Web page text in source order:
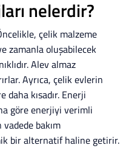
nelerdir?
çelik malzeme
zamanla oluşabilecek
Alev almaz
Ayrıca, çelik evlerin
daha kısadır. Enerji
göre enerjiyi verimli
bakım
bir alternatif haline getirir.